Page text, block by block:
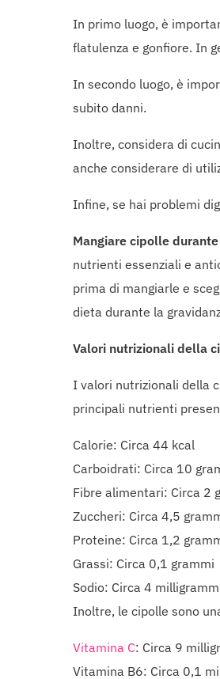
In primo luogo, è
flatulenza e gonfiore. In
In secondo luogo, è
subito danni.
Inoltre, considera di
anche considerare di
Infine, se hai problemi
Mangiare cipolle
nutrienti essenziali e
prima di mangiarle e
dieta durante la
Valori nutrizionali della
I valori nutrizionali della
principali nutrienti
Calorie: Circa 44 kcal
Carboidrati: Circa 10
Fibre alimentari: Circa 2
Zuccheri: Circa 4,5
Proteine: Circa 1,2
Grassi: Circa 0,1 grammi
Sodio: Circa 4
Inoltre, le cipolle sono
Vitamina C: Circa 9
Vitamina B6: Circa 0,1